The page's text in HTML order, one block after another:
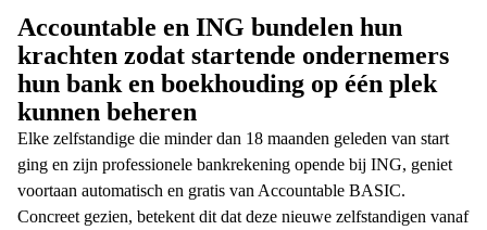
Accountable en ING bundelen hun
krachten zodat startende ondernemers
hun bank en boekhouding op één plek
kunnen beheren
Elke zelfstandige die minder dan 18 maanden geleden van start
ging en zijn professionele bankrekening opende bij ING, geniet
voortaan automatisch en gratis van Accountable BASIC.
Concreet gezien, betekent dit dat deze nieuwe zelfstandigen vanaf